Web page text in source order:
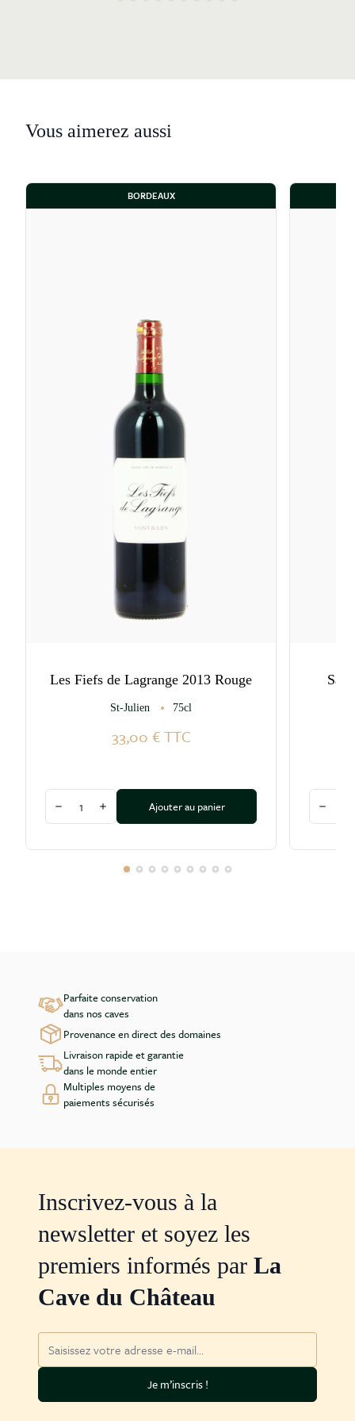
Vous aimerez aussi
BORDEAUX
Les Fiefs de Lagrange 2013 Rouge
St-Julien 75cl
33,00 €TTC
Diminuer la quantité
Augmenter la quantité
Ajouter au panier
Parfaite conservation
dans nos caves
Provenance en direct des domaines
Livraison rapide et garantie
dans le monde entier
Multiples moyens de
paiements sécurisés
Inscrivez-vous à la
newsletter et soyez les
premiers informés par La
Cave du Château
Adresse mail
Je m’inscris !